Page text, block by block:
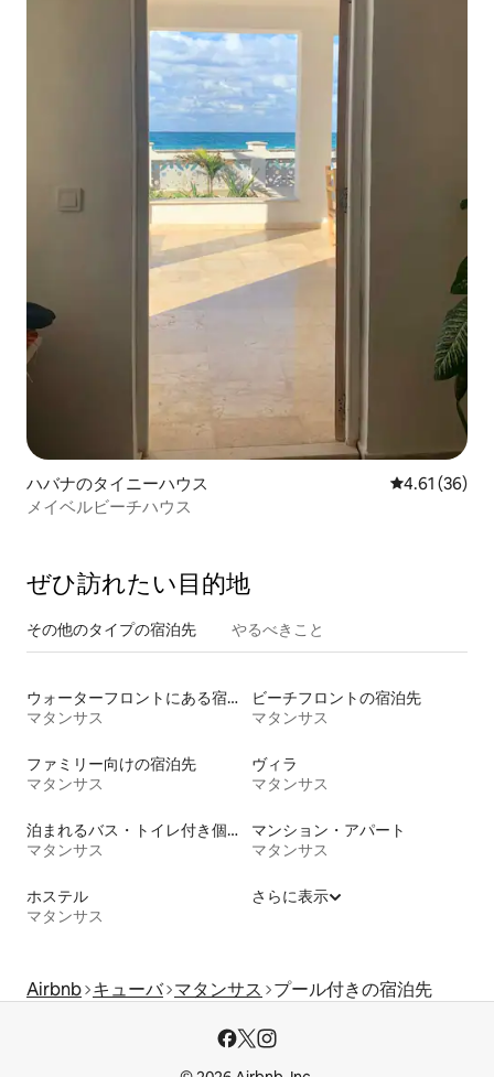
ハバナのタイニーハウス レビュー36
4.61 (36)
メイベルビーチハウス
ぜひ訪⁠れ⁠た⁠い目⁠的⁠地
その他のタ⁠イ⁠プ⁠の宿⁠泊⁠先 やるべきこと
ウォーターフロントにある宿泊施設
マタンサス
ビーチフロントの宿泊先
マタンサス
ファミリー向けの宿泊先
マタンサス
ヴィラ
マタンサス
泊まれるバス・トイレ付き個室
マタンサス
マンション・アパート
マタンサス
ホステル
マタンサス
さらに表示
Airbnb キューバ マタンサス プール付きの宿泊先